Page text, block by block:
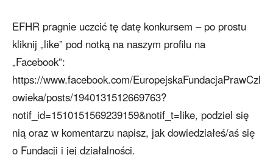
EFHR pragnie uczcić tę datę konkursem – po prostu
kliknij „like” pod notką na naszym profilu na
„Facebook”:
https://www.facebook.com/EuropejskaFundacjaPrawCzl
owieka/posts/1940131512669763?
notif_id=1510151569239159&notif_t=like, podziel się
nią oraz w komentarzu napisz, jak dowiedziałeś/aś się
o Fundacji i jej działalności.